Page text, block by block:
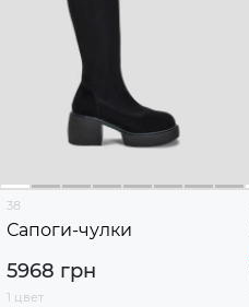
38
Сапоги-чулки
5968 грн
1 цвет